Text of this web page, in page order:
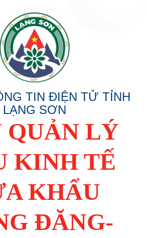
TIN ĐIỆN TỬ TỈNH
LẠNG SƠN
QUẢN LÝ
KINH TẾ
KHẨU
ĐĂNG-